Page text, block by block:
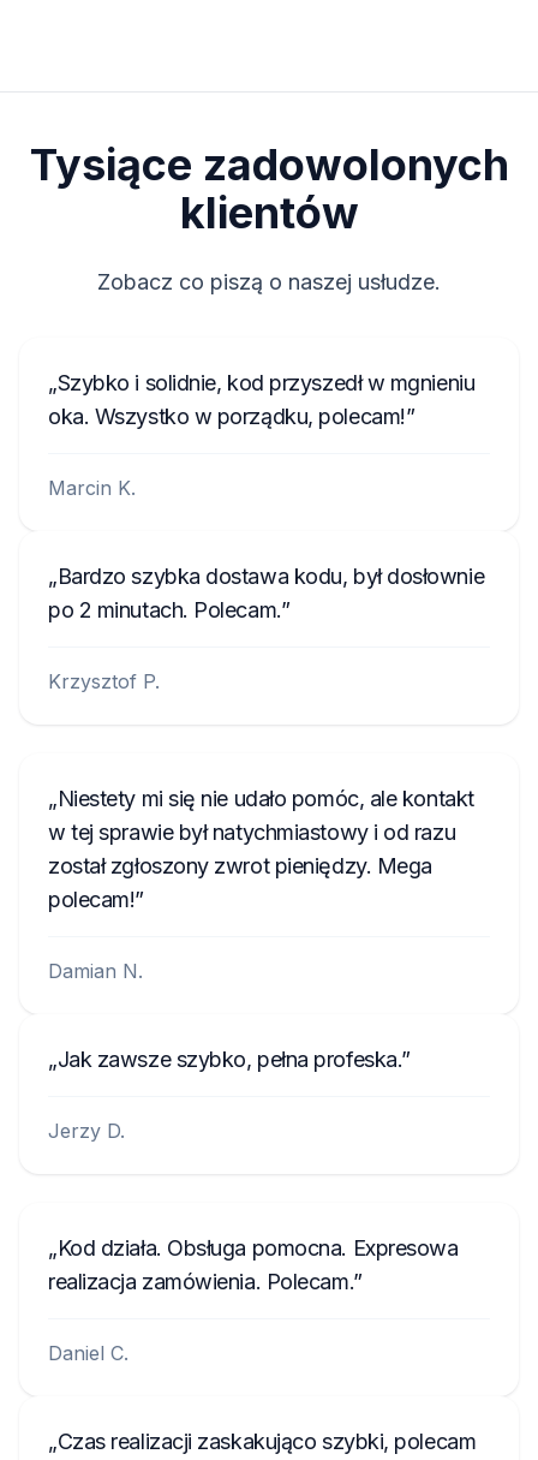
3 Sprawdź, w których pozycjach fizycznie wlutowana
4
Wybierz model w generatorze, zaznacz
odpowiednie pozycje i kliknij „Uzyskaj kod radia”.
Przykład: diody w pozycjach 2, 3, 4, 7, 9, 11.
Obsługiwane modele
CR-709
dnia.
Tysiące zadowolonych
klientów
Zobacz co piszą o naszej usłudze.
Szybko i solidnie, kod przyszedł w mgnieniu
oka. Wszystko w porządku, polecam!
Marcin K.
Bardzo szybka dostawa kodu, był dosłownie
po 2 minutach. Polecam.
Krzysztof P.
Niestety mi się nie udało pomóc, ale kontakt
w tej sprawie był natychmiastowy i od razu
został zgłoszony zwrot pieniędzy. Mega
polecam!
Damian N.
Jak zawsze szybko, pełna profeska.
Jerzy D.
Kod działa. Obsługa pomocna. Expresowa
realizacja zamówienia. Polecam.
Daniel C.
Czas realizacji zaskakująco szybki, polecam